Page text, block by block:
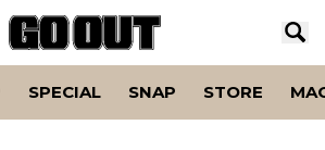
SPECIAL SNAP STORE